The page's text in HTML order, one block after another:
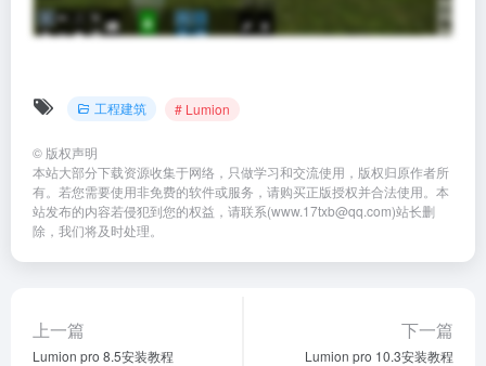
工程建筑 # Lumion
© 版权声明
本站大部分下载资源收集于网络，只做学习和交流使用，版权归原作者所
有。若您需要使用非免费的软件或服务，请购买正版授权并合法使用。本
站发布的内容若侵犯到您的权益，请联系(www.17txb@qq.com)站长删
除，我们将及时处理。
上一篇
Lumion pro 8.5安装教程
下一篇
Lumion pro 10.3安装教程